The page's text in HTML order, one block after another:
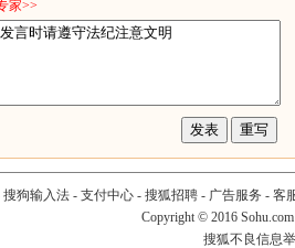
家>>
搜狗输入法- 支付中心- 搜狐招聘- 广告服务 - 客
Copyright © 2016
搜狐不良信息